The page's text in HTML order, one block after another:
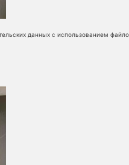
данных с использованием